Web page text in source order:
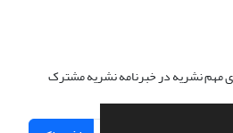
مهم نشریه در خبرنامه نشریه مشترک